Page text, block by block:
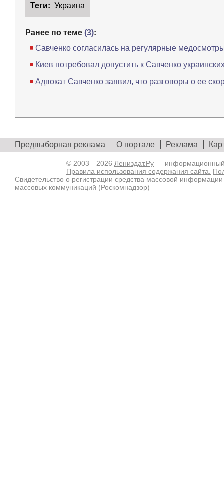
Теги: Украина
Ранее по теме (3):
Савченко согласилась на регулярные
Киев потребовал допустить к Савченко
Адвокат Савченко заявил, что разговоры о ее
Предвыборная реклама О портале Реклама
© 2003—2026 Лениздат.Ру — информационный
Правила использования содержания сайта.
Свидетельство о регистрации средства массовой
массовых коммуникаций (Роскомнадзор)